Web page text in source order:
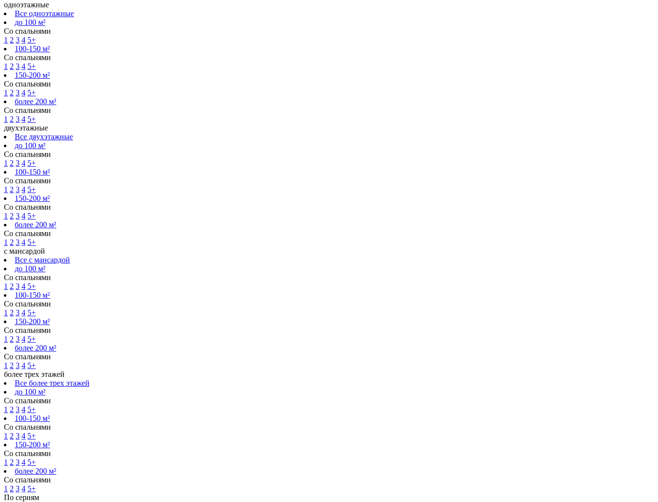
одноэтажные
Все одноэтажные
до 100 м²
Со спальнями
1 2 3 4 5+
100-150 м²
Со спальнями
1 2 3 4 5+
150-200 м²
Со спальнями
1 2 3 4 5+
более 200 м²
Со спальнями
1 2 3 4 5+
двухэтажные
Все двухэтажные
до 100 м²
Со спальнями
1 2 3 4 5+
100-150 м²
Со спальнями
1 2 3 4 5+
150-200 м²
Со спальнями
1 2 3 4 5+
более 200 м²
Со спальнями
1 2 3 4 5+
с мансардой
Все с мансардой
до 100 м²
Со спальнями
1 2 3 4 5+
100-150 м²
Со спальнями
1 2 3 4 5+
150-200 м²
Со спальнями
1 2 3 4 5+
более 200 м²
Со спальнями
1 2 3 4 5+
более трех этажей
Все более трех этажей
до 100 м²
Со спальнями
1 2 3 4 5+
100-150 м²
Со спальнями
1 2 3 4 5+
150-200 м²
Со спальнями
1 2 3 4 5+
более 200 м²
Со спальнями
1 2 3 4 5+
По сериям